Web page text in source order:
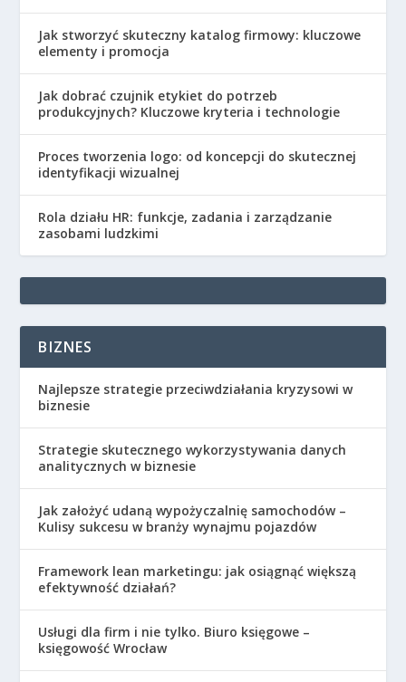
Jak stworzyć skuteczny katalog firmowy: kluczowe
elementy i promocja
Jak dobrać czujnik etykiet do potrzeb
produkcyjnych? Kluczowe kryteria i technologie
Proces tworzenia logo: od koncepcji do skutecznej
identyfikacji wizualnej
Rola działu HR: funkcje, zadania i zarządzanie
zasobami ludzkimi
BIZNES
Najlepsze strategie przeciwdziałania kryzysowi w
biznesie
Strategie skutecznego wykorzystywania danych
analitycznych w biznesie
Jak założyć udaną wypożyczalnię samochodów –
Kulisy sukcesu w branży wynajmu pojazdów
Framework lean marketingu: jak osiągnąć większą
efektywność działań?
Usługi dla firm i nie tylko. Biuro księgowe –
księgowość Wrocław